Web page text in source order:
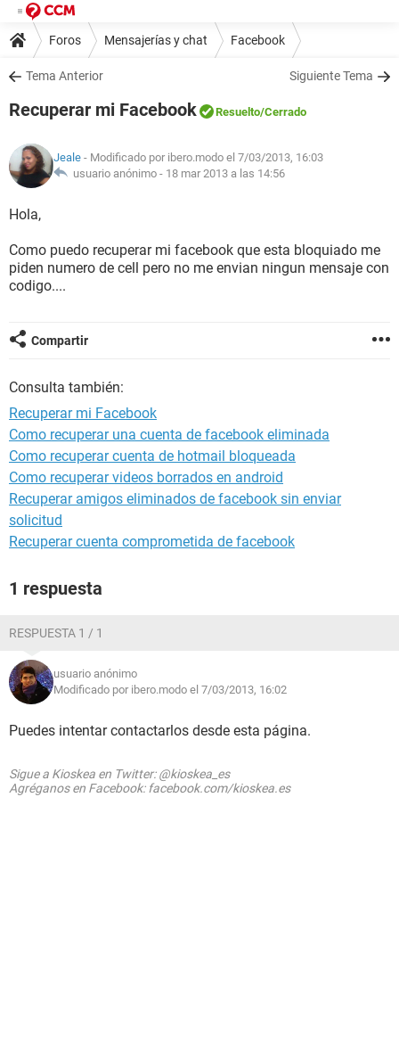
Foros Mensajerías y chat Facebook
Tema Anterior Siguiente Tema
Recuperar mi Facebook Resuelto/Cerrado
Jeale - Modificado por ibero.modo el 7/03/2013, 16:03
usuario anónimo - 18 mar 2013 a las 14:56
Hola,
Como puedo recuperar mi facebook que esta bloquiado me
piden numero de cell pero no me envian ningun mensaje con
codigo....
Compartir
Consulta también:
Recuperar mi Facebook
Como recuperar una cuenta de facebook eliminada
Como recuperar cuenta de hotmail bloqueada
Como recuperar videos borrados en android
Recuperar amigos eliminados de facebook sin enviar
solicitud
Recuperar cuenta comprometida de facebook
1 respuesta
RESPUESTA 1 / 1
usuario anónimo
Modificado por ibero.modo el 7/03/2013, 16:02
Puedes intentar contactarlos desde esta página.
Sigue a Kioskea en Twitter: @kioskea_es
Agréganos en Facebook: facebook.com/kioskea.es